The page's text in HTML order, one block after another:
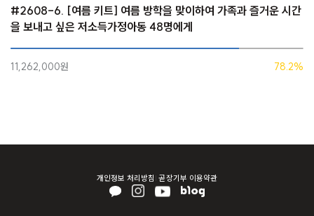
#2608-6. [여름 키트] 여름 방학을 맞이하여 가족과 즐거운 시간
을 보내고 싶은 저소득가정아동 48명에게
11,262,000원 78.2%
개인정보 처리방침 곧장기부 이용약관